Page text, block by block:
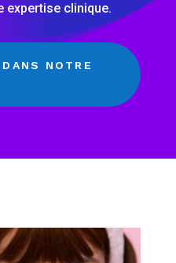
expertise clinique.
NOTRE